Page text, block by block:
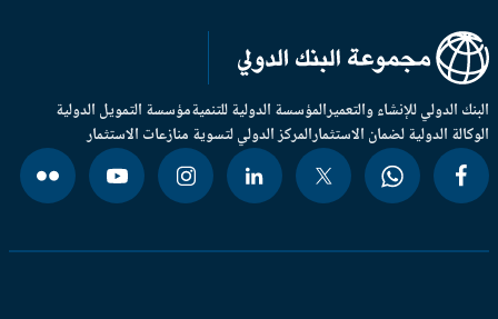
الدولي للإنشاء والتعميرالمؤسسة الدولية للتنميةمؤسسة التمويل الدولية
الدولية لضمان الاستثمارالمركز الدولي لتسوية منازعات الاستثمار